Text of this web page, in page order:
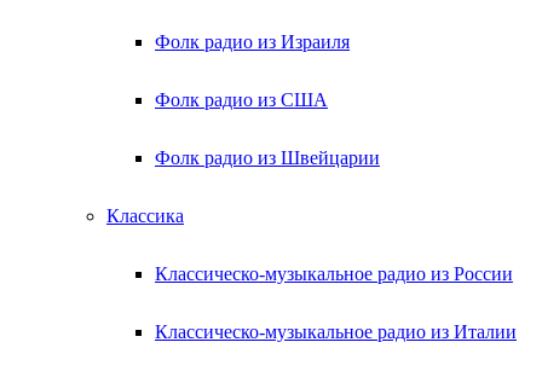
Фолк радио из Израиля
Фолк радио из США
Фолк радио из Швейцарии
Классика
Классическо-музыкальное радио из России
Классическо-музыкальное радио из Италии